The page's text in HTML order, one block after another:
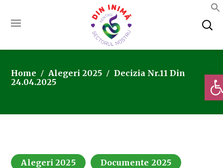
Home Alegeri 2025
Decizia Nr.11 Din
24.04.2025
Alegeri 2025 Documente 2025